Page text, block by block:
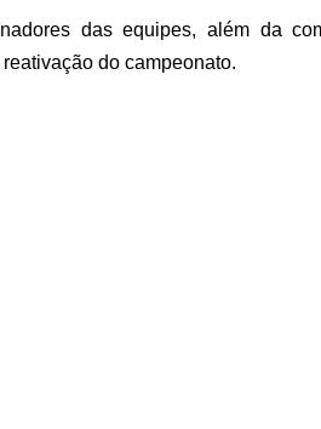
das equipes, além da
do campeonato.